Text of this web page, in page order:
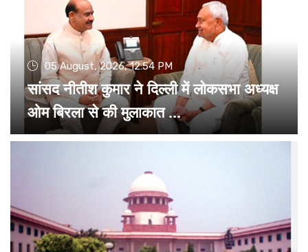
05 August, 2026, 12:54 PM
सांसद नीतीश कुमार ने दिल्ली में लोकसभा अध्यक्ष
ओम बिरला से की मुलाकात ...